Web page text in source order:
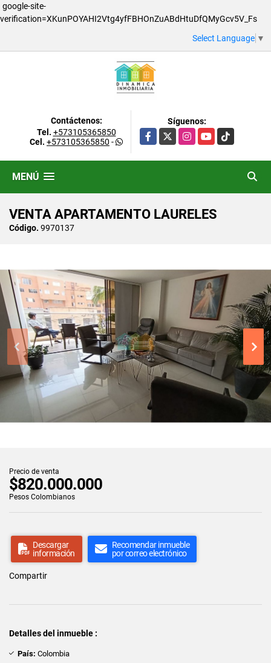
google-site-
verification=XKunPOYAHI2Vtg4yfFBHOnZuABdHtuDfQMyGcv5V_Fs
Select Language ▼
Contáctenos:
Tel. +573105365850
Cel. +573105365850 -
Síguenos:
Facebook
X InstagramYouTubeTikTok
MENÚ
VENTA APARTAMENTO LAURELES
Código. 9970137
Precio de venta
$820.000.000
Pesos Colombianos
Descargar
información
Recomendar inmueble
por correo electrónico
Compartir
Detalles del inmueble :
País: Colombia